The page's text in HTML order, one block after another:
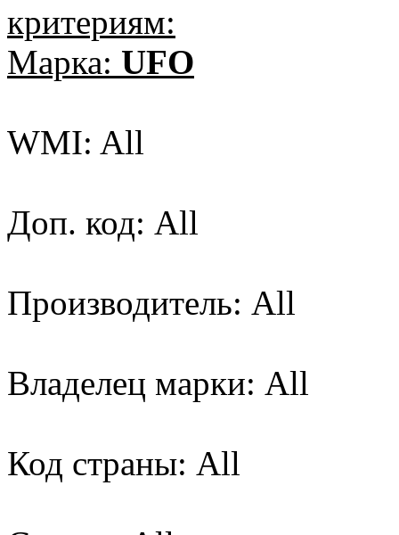
критериям:
Марка: UFO
WMI: All
Доп. код: All
Производитель: All
Владелец марки: All
Код страны: All